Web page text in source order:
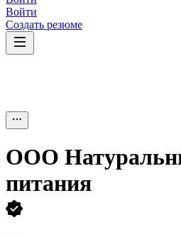
Войти
Создать резюме
ООО
питания